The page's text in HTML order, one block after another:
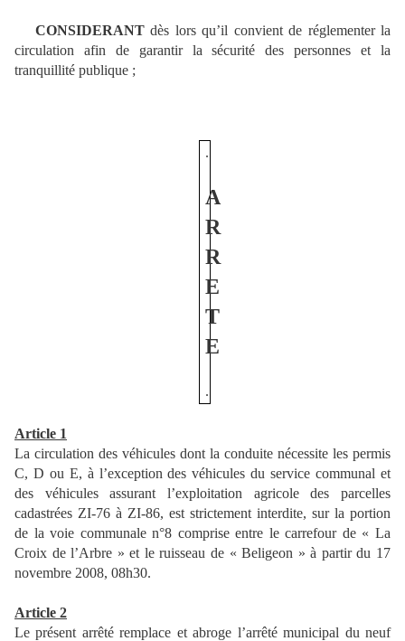
CONSIDERANTdès lors qu’il convient de réglementer la
circulation afin de garantir la sécurité des personnes et la
tranquillité publique ;
.
A
R
R
E
T
E
.
Article 1
La circulation des véhicules dont la conduite nécessite les permis
C, D ou E, à l’exception des véhicules du service communal et
des véhicules assurant l’exploitation agricole des parcelles
cadastrées ZI-76 à ZI-86, est strictement interdite, sur la portion
de la voie communale n°8 comprise entre le carrefour de « La
Croix de l’Arbre » et le ruisseau de « Beligeon » à partir du 17
novembre 2008, 08h30.
Article 2
Le présent arrêté remplace et abroge l’arrêté municipal du neuf